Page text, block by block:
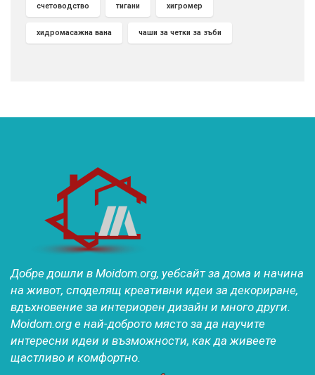
счетоводство тигани хигромер
хидромасажна вана чаши за четки за зъби
Добре дошли в Moidom.org, уебсайт за дома и начина
на живот, споделящ креативни идеи за декориране,
вдъхновение за интериорен дизайн и много други.
Moidom.org е най-доброто място за да научите
интересни идеи и възможности, как да живеете
щастливо и комфортно.